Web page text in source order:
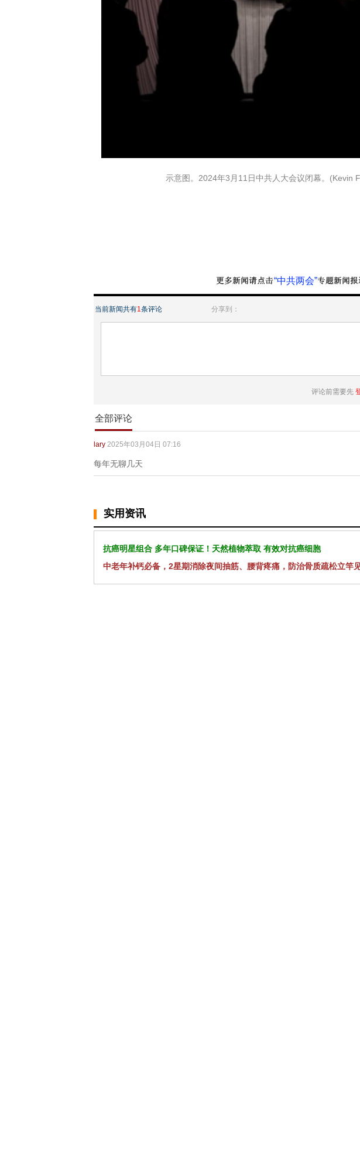
示意图。2024年3月11日中共人大会议闭幕。(Kevin
“中共两会”
当前新闻共有1条评论 分享到：
评论前需要先
全部评论
lary 2025年03月04日 07:16
每年无聊几天
实用资讯
抗癌明星组合 多年口碑保证！天然植物萃取 有效对抗癌细胞
中老年补钙必备，2星期消除夜间抽筋、腰背疼痛，防治骨质疏松立竿